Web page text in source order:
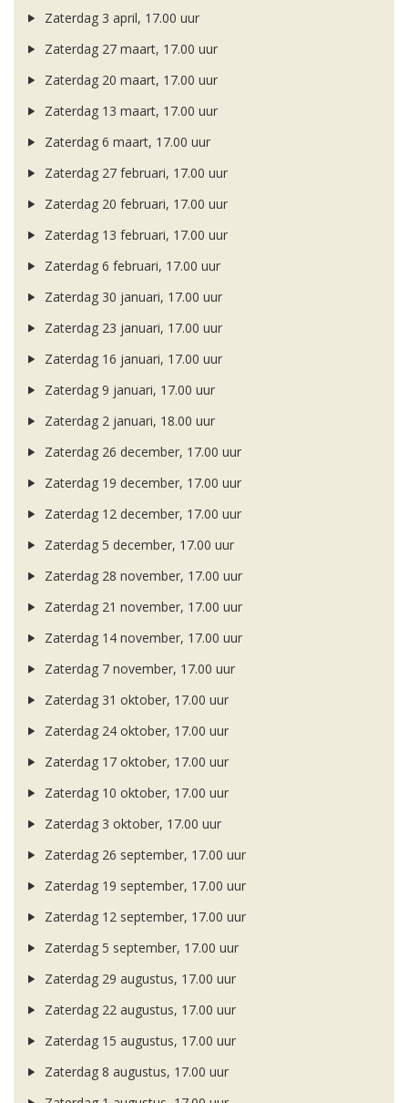
Zaterdag 3 april, 17.00 uur
Zaterdag 27 maart, 17.00 uur
Zaterdag 20 maart, 17.00 uur
Zaterdag 13 maart, 17.00 uur
Zaterdag 6 maart, 17.00 uur
Zaterdag 27 februari, 17.00 uur
Zaterdag 20 februari, 17.00 uur
Zaterdag 13 februari, 17.00 uur
Zaterdag 6 februari, 17.00 uur
Zaterdag 30 januari, 17.00 uur
Zaterdag 23 januari, 17.00 uur
Zaterdag 16 januari, 17.00 uur
Zaterdag 9 januari, 17.00 uur
Zaterdag 2 januari, 18.00 uur
Zaterdag 26 december, 17.00 uur
Zaterdag 19 december, 17.00 uur
Zaterdag 12 december, 17.00 uur
Zaterdag 5 december, 17.00 uur
Zaterdag 28 november, 17.00 uur
Zaterdag 21 november, 17.00 uur
Zaterdag 14 november, 17.00 uur
Zaterdag 7 november, 17.00 uur
Zaterdag 31 oktober, 17.00 uur
Zaterdag 24 oktober, 17.00 uur
Zaterdag 17 oktober, 17.00 uur
Zaterdag 10 oktober, 17.00 uur
Zaterdag 3 oktober, 17.00 uur
Zaterdag 26 september, 17.00 uur
Zaterdag 19 september, 17.00 uur
Zaterdag 12 september, 17.00 uur
Zaterdag 5 september, 17.00 uur
Zaterdag 29 augustus, 17.00 uur
Zaterdag 22 augustus, 17.00 uur
Zaterdag 15 augustus, 17.00 uur
Zaterdag 8 augustus, 17.00 uur